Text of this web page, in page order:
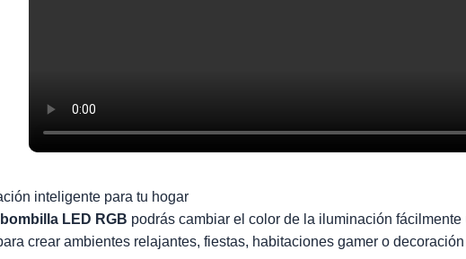
inteligente para tu hogar
bombilla LED RGB podrás cambiar el color de la iluminación fácilmente
crear ambientes relajantes, fiestas, habitaciones gamer o